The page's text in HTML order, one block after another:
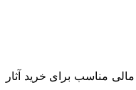
مناسب برای خرید آثار